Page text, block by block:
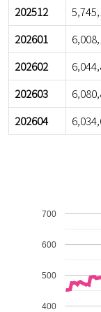
202512
202601
202602
202603
202604
400
500
600
700